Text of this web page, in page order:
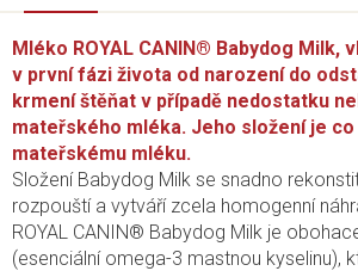
Mléko ROYAL CANIN® Babydog Milk,
v první fázi života od narození do
krmení štěňat v případě nedostatku
mateřského mléka. Jeho složení je
mateřskému mléku.
Složení Babydog Milk se snadno
rozpouští a vytváří zcela homogenní
ROYAL CANIN® Babydog Milk je
(esenciální omega-3 mastnou kyselinu),